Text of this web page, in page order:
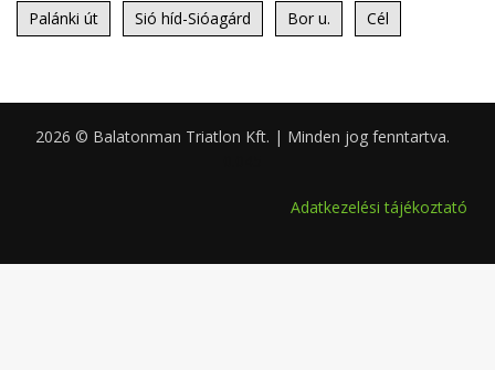
Palánki út Sió híd-Sióagárd Bor u. Cél
2026 © Balatonman Triatlon Kft. | Minden jog fenntartva.
Adatkezelési tájékoztató